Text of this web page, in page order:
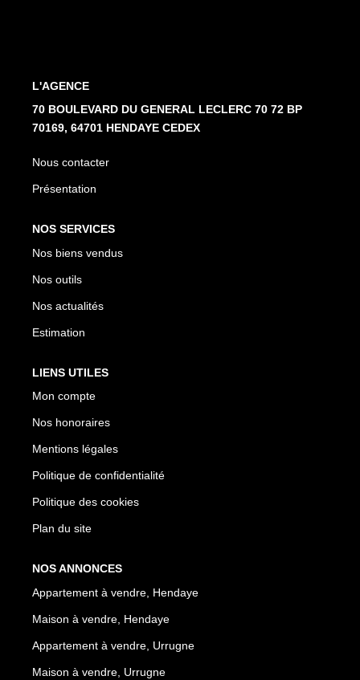
L'AGENCE
70 BOULEVARD DU GENERAL LECLERC 70 72 BP
70169, 64701 HENDAYE CEDEX
Nous contacter
Présentation
NOS SERVICES
Nos biens vendus
Nos outils
Nos actualités
Estimation
LIENS UTILES
Mon compte
Nos honoraires
Mentions légales
Politique de confidentialité
Politique des cookies
Plan du site
NOS ANNONCES
Appartement à vendre, Hendaye
Maison à vendre, Hendaye
Appartement à vendre, Urrugne
Maison à vendre, Urrugne